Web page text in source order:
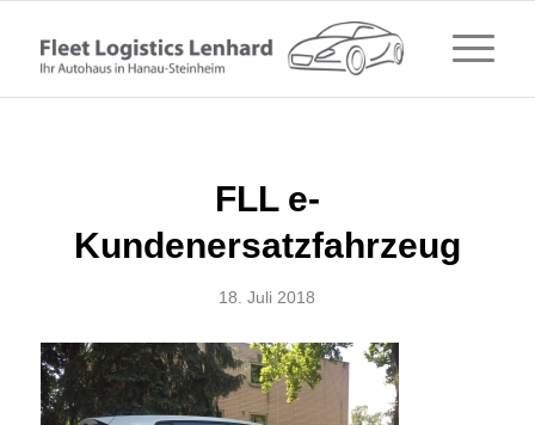
FLL e-
Kundenersatzfahrzeug
18. Juli 2018